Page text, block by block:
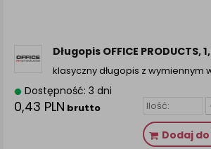
Długopis OFFICE
klasyczny długopis z wymiennym
Dostępność: 3 dni
0,43 PLN brutto
Dodaj